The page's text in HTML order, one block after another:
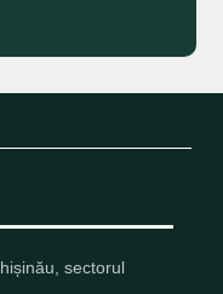
sectorul